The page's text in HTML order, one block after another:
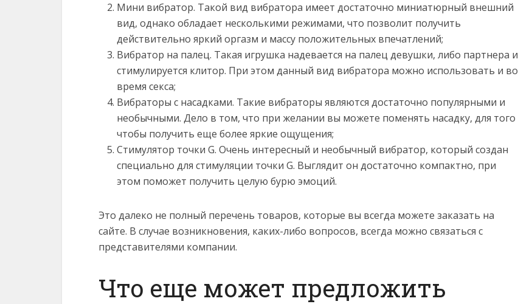
Мини вибратор. Такой вид вибратора имеет достаточно миниатюрный внешний
вид, однако обладает несколькими режимами, что позволит получить
действительно яркий оргазм и массу положительных впечатлений;
Вибратор на палец. Такая игрушка надевается на палец девушки, либо партнера и
стимулируется клитор. При этом данный вид вибратора можно использовать и во
время секса;
Вибраторы с насадками. Такие вибраторы являются достаточно популярными и
необычными. Дело в том, что при желании вы можете поменять насадку, для того
чтобы получить еще более яркие ощущения;
Стимулятор точки G. Очень интересный и необычный вибратор, который создан
специально для стимуляции точки G. Выглядит он достаточно компактно, при
этом поможет получить целую бурю эмоций.
Это далеко не полный перечень товаров, которые вы всегда можете заказать на
сайте. В случае возникновения, каких-либо вопросов, всегда можно связаться с
представителями компании.
Что еще может предложить